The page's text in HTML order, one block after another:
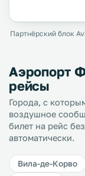
Партнёрский блок
Аэропорт
рейсы
Города, с
воздушное
билет на рейс
автоматически.
Вила-де-Корво